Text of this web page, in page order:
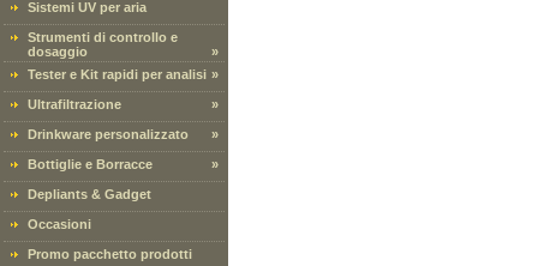
Sistemi UV per aria
Strumenti di controllo e
dosaggio
»
Tester e Kit rapidi per analisi »
Ultrafiltrazione »
Drinkware personalizzato »
Bottiglie e Borracce »
Depliants & Gadget
Occasioni
Promo pacchetto prodotti